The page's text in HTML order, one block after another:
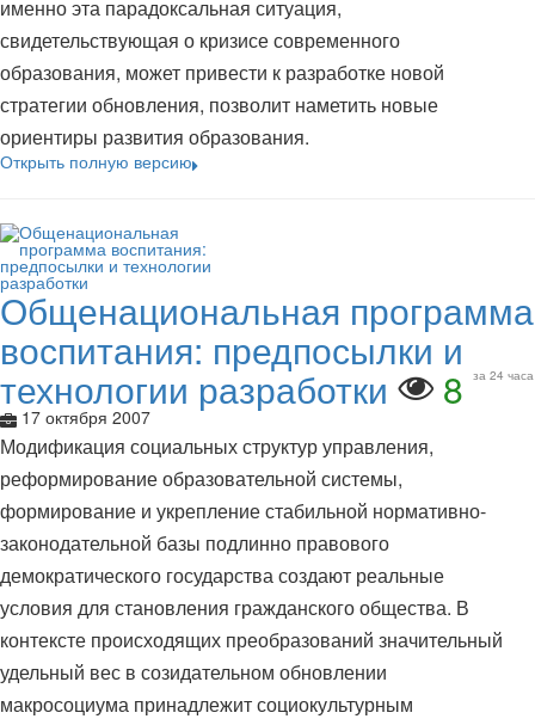
именно эта парадоксальная ситуация,
свидетельствующая о кризисе современного
образования, может привести к разработке новой
стратегии обновления, позволит наметить новые
ориентиры развития образования.
Открыть полную версию
Общенациональная программа
воспитания: предпосылки и
технологии разработки 8 за 24 часа
17 октября 2007
Модификация социальных структур управления,
реформирование образовательной системы,
формирование и укрепление стабильной нормативно-
законодательной базы подлинно правового
демократического государства создают реальные
условия для становления гражданского общества. В
контексте происходящих преобразований значительный
удельный вес в созидательном обновлении
макросоциума принадлежит социокультурным